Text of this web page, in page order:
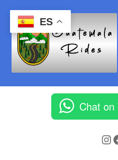
a
navegación
al
contenido
Inicio
Aeropuerto Internacional la
Chat
ES